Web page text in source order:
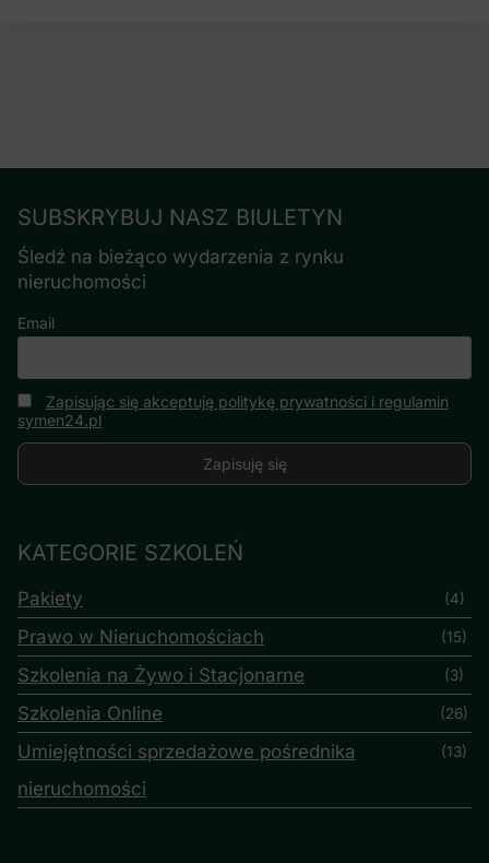
SUBSKRYBUJ NASZ BIULETYN
Śledź na bieżąco wydarzenia z rynku
nieruchomości
Email
Zapisując się akceptuję politykę prywatności i regulamin
symen24.pl
KATEGORIE SZKOLEŃ
Pakiety (4)
Prawo w Nieruchomościach (15)
Szkolenia na Żywo i Stacjonarne (3)
Szkolenia Online (26)
Umiejętności sprzedażowe pośrednika
nieruchomości
(13)